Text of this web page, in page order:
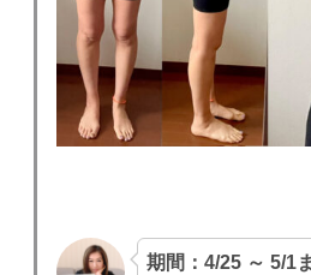
期間：4/25 ～ 5/1